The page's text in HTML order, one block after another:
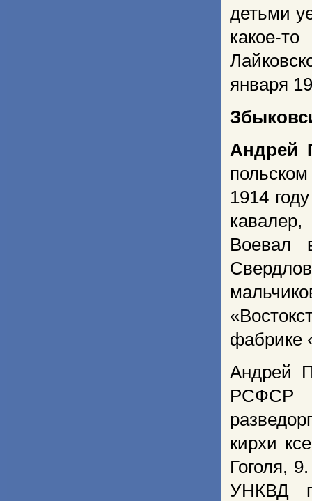
детьми
какое-
января
Андрей
1914
Воевал
фабрике
Андрей
РСФСР
кирхи
Гоголя,
УНКВД